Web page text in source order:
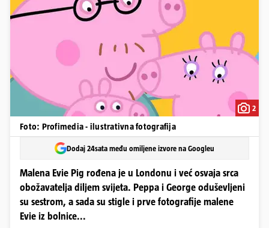
2
Foto: Profimedia - ilustrativna fotografija
Dodaj 24sata među omiljene izvore na Googleu
Malena Evie Pig rođena je u Londonu i već osvaja srca
obožavatelja diljem svijeta. Peppa i George oduševljeni
su sestrom, a sada su stigle i prve fotografije malene
Evie iz bolnice...